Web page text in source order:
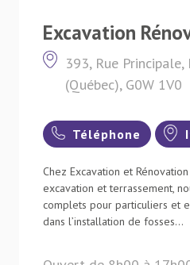
Excavation
393, Rue
(Québec), G0W 1V0
Téléphone
Chez Excavation et
excavation et terrassement,
complets pour particuliers et
dans l’installation de fosses...